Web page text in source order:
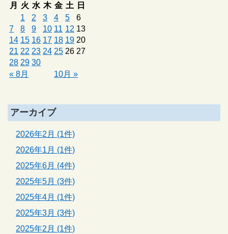
月 火 水 木 金 土 日
« 8月 10月 »
1 2 3 4 5
6
7
8 9 10 11 12 13
14 15 16 17 18 19 20
21 22 23 24 25 26 27
28 29 30
アーカイブ
2026年2月 (1件)
2026年1月 (1件)
2025年6月 (4件)
2025年5月 (3件)
2025年4月 (1件)
2025年3月 (3件)
2025年2月 (1件)